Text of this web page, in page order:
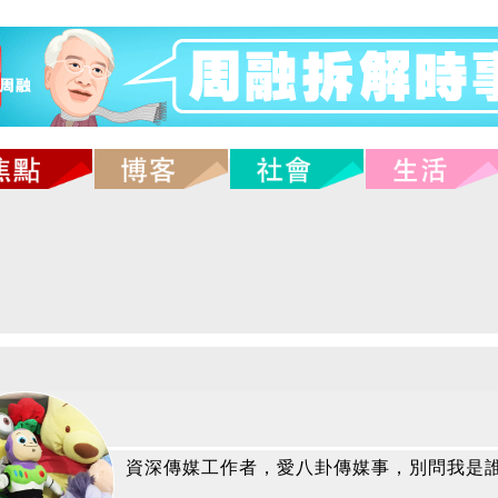
資深傳媒工作者，愛八卦傳媒事，別問我是